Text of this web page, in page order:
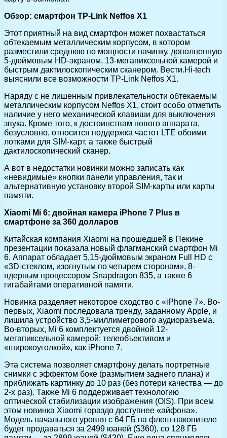
Обзор: смартфон TP-Link Neffos X1
Этот приятный на вид смартфон может похвастаться
обтекаемым металлическим корпусом, в котором
разместили среднюю по мощности начинку, дополненную
5-дюймовым HD-экраном, 13-мегапиксельной камерой и
быстрым дактилоскопическим сканером. Вести.Hi-tech
выяснили все возможности TP-Link Neffos X1.
Наряду с не лишенным привлекательности обтекаемым
металлическим корпусом Neffos X1, стоит особо отметить
наличие у него механической клавиши для выключения
звука. Кроме того, к достоинствам нового аппарата,
безусловно, относится поддержка частот LTE обоими
лотками для SIM-карт, а также быстрый
дактилоскопический сканер.
А вот в недостатки новинки можно записать как
«невидимые» кнопки панели управления, так и
альтернативную установку второй SIM-карты или карты
памяти.
Xiaomi Mi 6: двойная камера iPhone 7 Plus в
смартфоне за 360 долларов
Китайская компания Xiaomi на прошедшей в Пекине
презентации показала новый флагманский смартфон Mi
6. Аппарат обладает 5,15-дюймовым экраном Full HD c
«3D-стеклом, изогнутым по четырем сторонам», 8-
ядерным процессором Snapdragon 835, а также 6
гигабайтами оперативной памяти.
Новинка разделяет некоторое сходство с «iPhone 7». Во-
первых, Xiaomi последовала тренду, заданному Apple, и
лишила устройство 3,5-миллиметрового аудиоразъема.
Во-вторых, Mi 6 комплектуется двойной 12-
мегапиксельной камерой: телеобъективом и
«широкоуголкой», как iPhone 7.
Эта система позволяет смартфону делать портретные
снимки с эффектом боке (размытием заднего плана) и
приближать картинку до 10 раз (без потери качества — до
2-х раз). Также Mi 6 поддерживает технологию
оптической стабилизации изображения (OIS). При всем
этом новинка Xiaomi гораздо доступнее «айфона».
Модель начального уровня с 64 ГБ на флеш-накопителе
будет продаваться за 2499 юаней ($360), со 128 ГБ